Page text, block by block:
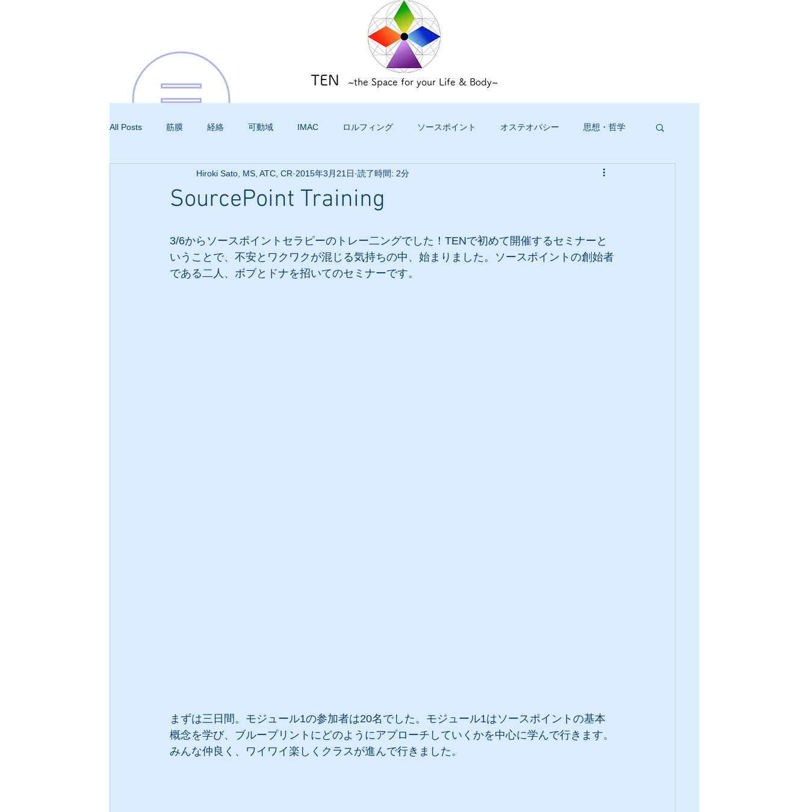
TEN ~the Space for your Life & Body~
All Posts 筋膜 経絡 可動域 IMAC ロルフィング ソースポイント オステオパシー 思想・哲学
SourcePoint Training
Hiroki Sato, MS, ATC, CR 2015年3月21日 読了時間: 2分
3/6からソースポイントセラピーのトレー二ングでした！TENで初めて開催するセミナーと
いうことで、不安とワクワクが混じる気持ちの中、始まりました。ソースポイントの創始者
である二人、ボブとドナを招いてのセミナーです。
まずは三日間。モジュール1の参加者は20名でした。モジュール1はソースポイントの基本
概念を学び、ブループリントにどのようにアプローチしていくかを中心に学んで行きます。
みんな仲良く、ワイワイ楽しくクラスが進んで行きました。